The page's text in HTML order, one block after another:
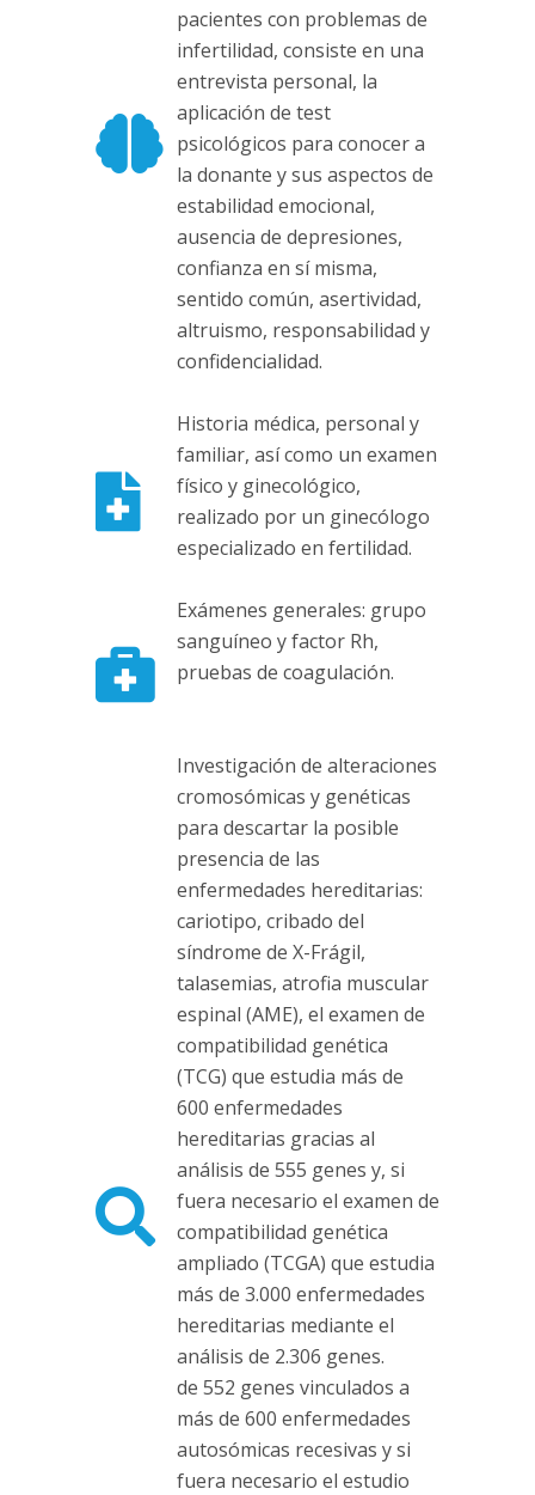
pacientes con problemas de
infertilidad, consiste en una
entrevista personal, la
aplicación de test
psicológicos para conocer a
la donante y sus aspectos de
estabilidad emocional,
ausencia de depresiones,
confianza en sí misma,
sentido común, asertividad,
altruismo, responsabilidad y
confidencialidad.
Historia médica, personal y
familiar, así como un examen
físico y ginecológico,
realizado por un ginecólogo
especializado en fertilidad.
Exámenes generales: grupo
sanguíneo y factor Rh,
pruebas de coagulación.
Investigación de alteraciones
cromosómicas y genéticas
para descartar la posible
presencia de las
enfermedades hereditarias:
cariotipo, cribado del
síndrome de X-Frágil,
talasemias, atrofia muscular
espinal (AME), el examen de
compatibilidad genética
(TCG) que estudia más de
600 enfermedades
hereditarias gracias al
análisis de 555 genes y, si
fuera necesario el examen de
compatibilidad genética
ampliado (TCGA) que estudia
más de 3.000 enfermedades
hereditarias mediante el
análisis de 2.306 genes.
de 552 genes vinculados a
más de 600 enfermedades
autosómicas recesivas y si
fuera necesario el estudio